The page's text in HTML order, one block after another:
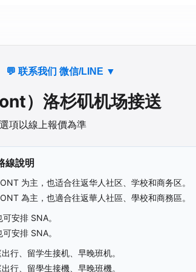
💬 联系我们 微信/LINE ▼
）洛杉矶机场接送
項以線上報價為準
線說明
为主，也适合往返华人社区、学校和商务区。
為主，也適合往返華人社區、學校和商務區。
安排 SNA。
安排 SNA。
行、留学生接机、早晚班机。
行、留學生接機、早晚班機。